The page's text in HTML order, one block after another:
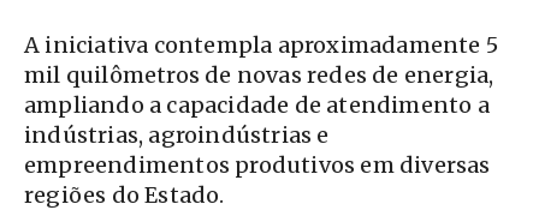
A iniciativa contempla aproximadamente 5
mil quilômetros de novas redes de energia,
ampliando a capacidade de atendimento a
indústrias, agroindústrias e
empreendimentos produtivos em diversas
regiões do Estado.